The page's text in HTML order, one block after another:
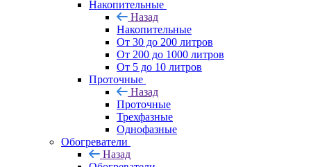
Накопительные
Назад
Накопительные
От 30 до 200 литров
От 200 до 1000 литров
От 5 до 10 литров
Проточные
Назад
Проточные
Трехфазные
Однофазные
Обогреватели
Назад